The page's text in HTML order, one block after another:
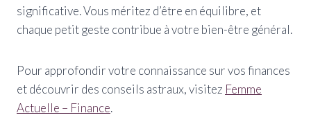
significative. Vous méritez d’être en équilibre, et
chaque petit geste contribue à votre bien-être général.
Pour approfondir votre connaissance sur vos finances
et découvrir des conseils astraux, visitez Femme
Actuelle – Finance.